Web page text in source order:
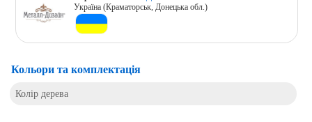
Україна (Краматорськ, Донецька обл.)
Кольори та комплектація
Колір дерева